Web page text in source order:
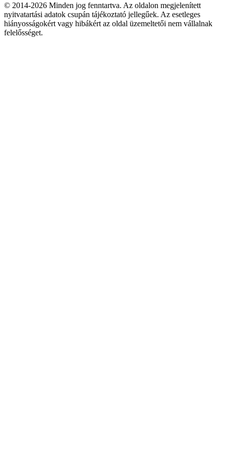
© 2014-2026 Minden jog fenntartva. Az oldalon megjelenített
nyitvatartási adatok csupán tájékoztató jellegűek. Az esetleges
hiányosságokért vagy hibákért az oldal üzemeltetői nem vállalnak
felelősséget.